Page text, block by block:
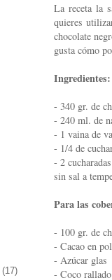
La receta la
quieres
chocolate
gusta cómo
- 340 gr. de
- 240 ml. de
- 1 vaina de
- 1/4 de
- 2
sin sal a
Para las
- 100 gr. de
- Cacao en
- Azúcar glas
- Coco rallado
(17)